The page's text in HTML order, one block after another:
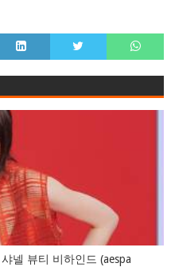
나 샤넬 뷰티 비하인드 (aespa